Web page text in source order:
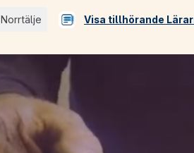
Norrtälje Visa tillhörande